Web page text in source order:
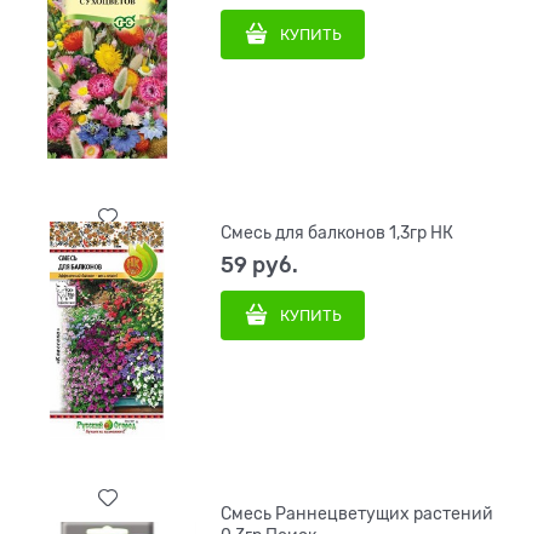
КУПИТЬ
Смесь для балконов 1,3гр НК
59 руб.
КУПИТЬ
Смесь Раннецветущих растений